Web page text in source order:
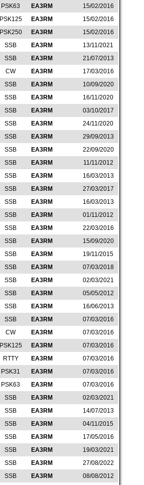
PSK63 EA3RM
15/02/2016
PSK125 EA3RM
15/02/2016
PSK250 EA3RM
15/02/2016
SSB EA3RM
13/11/2021
SSB EA3RM
21/07/2013
CW EA3RM
17/03/2016
SSB EA3RM
10/09/2020
SSB EA3RM
16/11/2020
SSB EA3RM
03/10/2017
SSB EA3RM
24/11/2020
SSB EA3RM
29/09/2013
SSB EA3RM
22/09/2020
SSB EA3RM
11/11/2012
SSB EA3RM
16/03/2013
SSB EA3RM
27/03/2017
SSB EA3RM
16/03/2013
SSB EA3RM
01/11/2012
SSB EA3RM
22/03/2016
SSB EA3RM
15/09/2020
SSB EA3RM
19/11/2015
SSB EA3RM
07/03/2018
SSB EA3RM
02/03/2021
SSB EA3RM
05/05/2012
SSB EA3RM
16/06/2013
SSB EA3RM
07/03/2016
CW EA3RM
07/03/2016
PSK125 EA3RM
07/03/2016
RTTY EA3RM
07/03/2016
PSK31 EA3RM
07/03/2016
PSK63 EA3RM
07/03/2016
SSB EA3RM
02/03/2021
SSB EA3RM
14/07/2013
SSB EA3RM
04/11/2015
SSB EA3RM
17/05/2016
SSB EA3RM
19/03/2021
SSB EA3RM
27/08/2022
SSB EA3RM
08/08/2012